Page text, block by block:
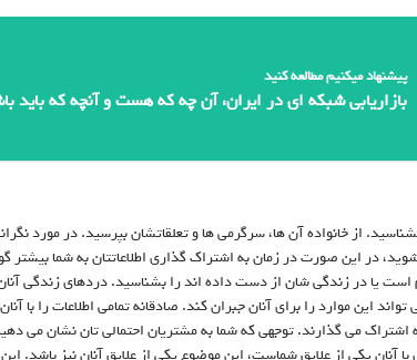
پیشنهاد میکنیم مطالعه کنید
بازاریابی شبکه ای در ایران، آن چه که هست و آنچه که باید
از خانواده آن ها، سرگرمی ها و تعلقاتشان بپرسید. در مورد
در این صورت در زمان به اشتراک گذاری اطلاعاتتان به شما بیشتر
است یا در زندگی شان از دست داده اند را بشناسید. دردهای زندگی
این موارد را برای آنان جبران کند. صادقانه تمامی اطلاعات را با
اشتراک می گذارند. توجهی که شما به مشتریان احتمالی تان نشان می
با آنان یکی از علایق شماست، این موضوع یکی از علایق آنان نیز باشد.